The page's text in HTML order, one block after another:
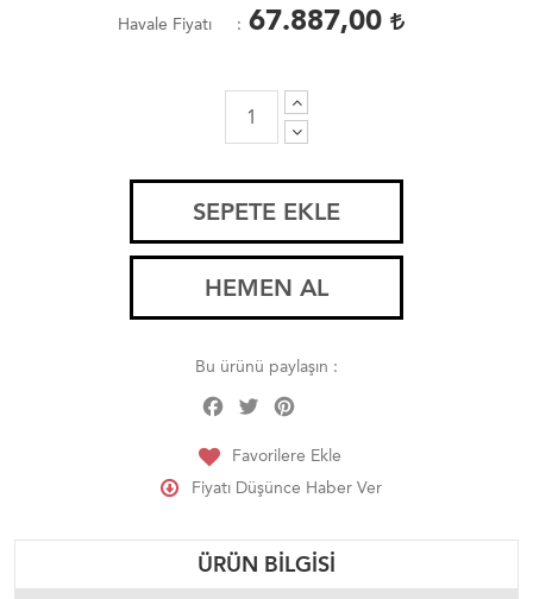
Havale Fiyatı 67.887,00
SEPETE EKLE
HEMEN AL
Bu ürünü paylaşın :
Facebook
Twitter
Favorilere Ekle
Fiyatı Düşünce Haber Ver
ÜRÜN BILGISI